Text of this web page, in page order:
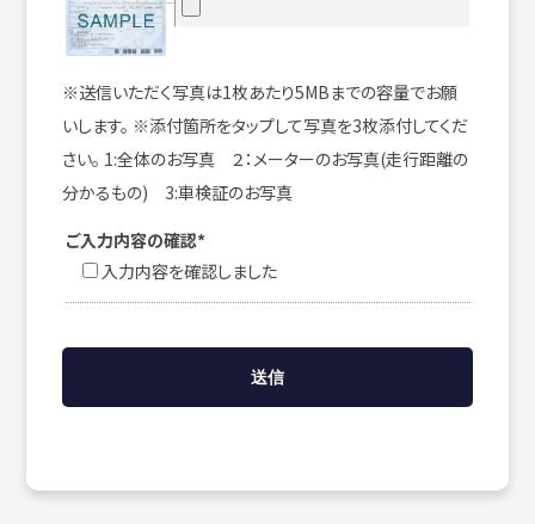
※送信いただく写真は1枚あたり5MBまでの容量でお願
いします。 ※添付箇所をタップして写真を3枚添付してくだ
さい。 1:全体のお写真 ２：メーターのお写真(走行距離の
分かるもの) 3:車検証のお写真
ご入力内容の確認*
入力内容を確認しました